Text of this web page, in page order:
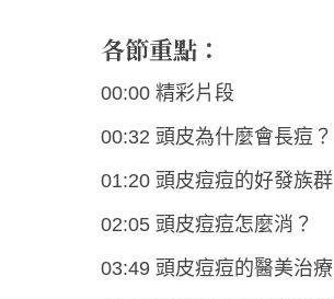
各節重點：
00:00 精彩片段
00:32 頭皮為什麼會長痘？
01:20 頭皮痘痘的好發族群
02:05 頭皮痘痘怎麼消？
03:49 頭皮痘痘的醫美治療